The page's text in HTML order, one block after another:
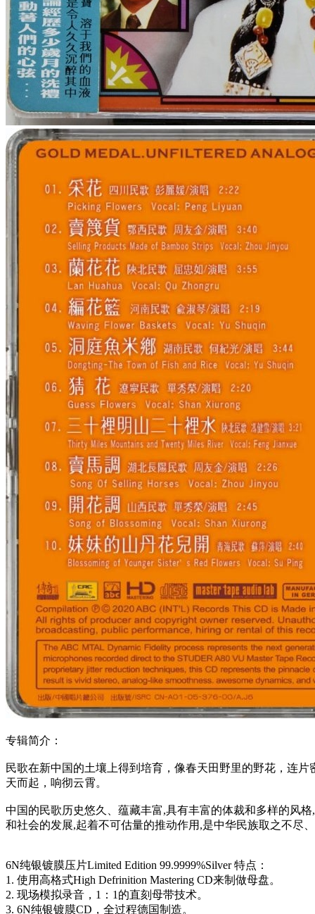
专辑简介：
民歌在新中国的土壤上得到培育，像春天田野里的野花，连
天而起，响彻云霄。
中国的民歌历史悠久、蕴藏丰富,具有丰富的体裁和多样的风
和社会的发展,起着不可估量的推动作用,是中华民族取之不尽
6N纯银镀膜压片Limited Edition 99.9999%Silver 特点：
1. 使用高格式High Defrinition Mastering CD来制做母盘。
2. 现场模拟录音，1：1的直刻母带技术。
3. 6N纯银镀膜CD，全过程德国制造。